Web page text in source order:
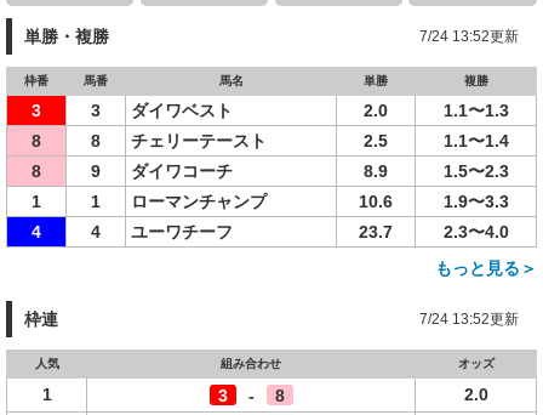
単勝・複勝 7/24 13:52更新
枠番 馬番 馬名 単勝 複勝
3 3 ダイワベスト 2.0
1.1〜1.3
8
8 チェリーテースト 2.5
1.1〜1.4
8
9 ダイワコーチ 8.9
1.5〜2.3
1
1 ローマンチャンプ 10.6
1.9〜3.3
4
4 ユーワチーフ 23.7
2.3〜4.0
もっと見る＞
枠連 7/24 13:52更新
人気 組み合わせ オッズ
1 3 - 8
2.0